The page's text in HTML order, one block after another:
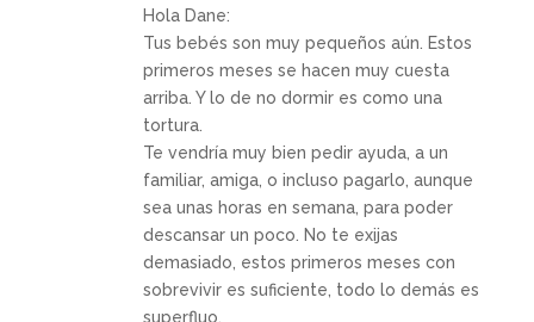
Hola Dane:
Tus bebés son muy pequeños aún. Estos
primeros meses se hacen muy cuesta
arriba. Y lo de no dormir es como una
tortura.
Te vendría muy bien pedir ayuda, a un
familiar, amiga, o incluso pagarlo, aunque
sea unas horas en semana, para poder
descansar un poco. No te exijas
demasiado, estos primeros meses con
sobrevivir es suficiente, todo lo demás es
superfluo.